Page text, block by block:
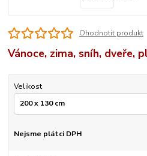
Ohodnotit produkt
Vánoce, zima, sníh, dveře,
Velikost
Nejsme plátci DPH